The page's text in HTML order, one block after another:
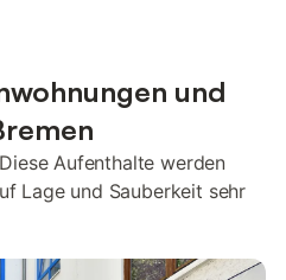
und
Aufenthalte werden
Lage und Sauberkeit sehr